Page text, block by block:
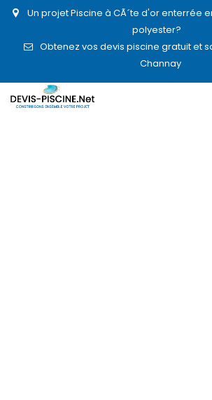
Un projet Piscine à CÃ´te d'or enterrée
polyester?
Obtenez vos devis piscine gratuit et
Channay